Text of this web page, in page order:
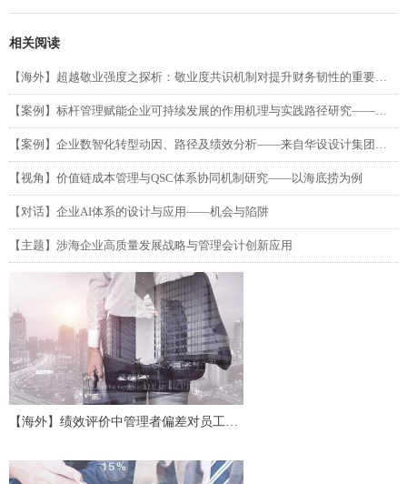
【海外】绩效评价中管理者偏差对员工努
相关阅读
【海外】超越敬业强度之探析：敬业度共识机制对提升财务韧性的重要性（第二部分）
【案例】标杆管理赋能企业可持续发展的作用机理与实践路径研究——以吉利汽车为例
【案例】企业数智化转型动因、路径及绩效分析——来自华设设计集团的单案例研究
【视角】价值链成本管理与QSC体系协同机制研究——以海底捞为例
【对话】企业AI体系的设计与应用——机会与陷阱
【主题】涉海企业高质量发展战略与管理会计创新应用